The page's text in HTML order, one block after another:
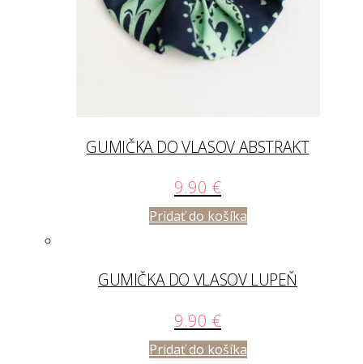
GUMIČKA DO VLASOV ABSTRAKT
9.90 €
Pridať do košíka
GUMIČKA DO VLASOV LUPEŇ
9.90 €
Pridať do košíka